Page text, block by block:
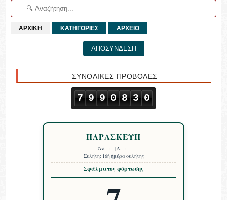
ΑΡΧΙΚΗ ΚΑΤΗΓΟΡΙΕΣ ΑΡΧΕΙΟ
ΑΠΟΣΥΝΔΕΣΗ
ΣΥΝΟΛΙΚΕΣ ΠΡΟΒΟΛΕΣ
7 9 9 0 8 3 0
ΠΑΡΑΣΚΕΥΗ
Ἀν.--:--| Δ.--:--
Σελήνη: 16ὴ ἡμέρα σελήνης
Σφάλματος φόρτωσης